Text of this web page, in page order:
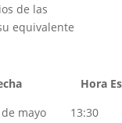
de las
equivalente
Hora
mayo
13:30